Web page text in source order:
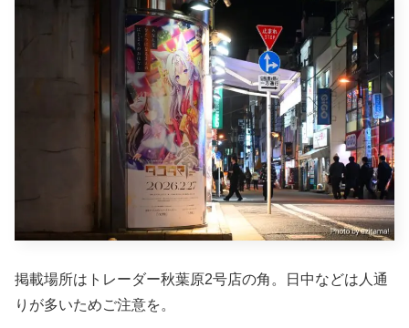
掲載場所はトレーダー秋葉原2号店の角。日中などは人通
りが多いためご注意を。